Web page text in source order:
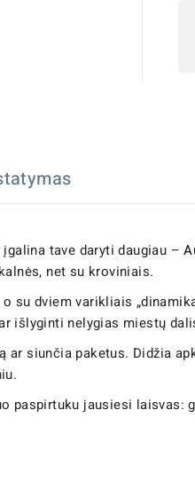
tave daryti daugiau –
net su kroviniais.
su dviem varikliais
išlyginti nelygias miestų
ar siunčia paketus. Didžia
paspirtuku jausiesi